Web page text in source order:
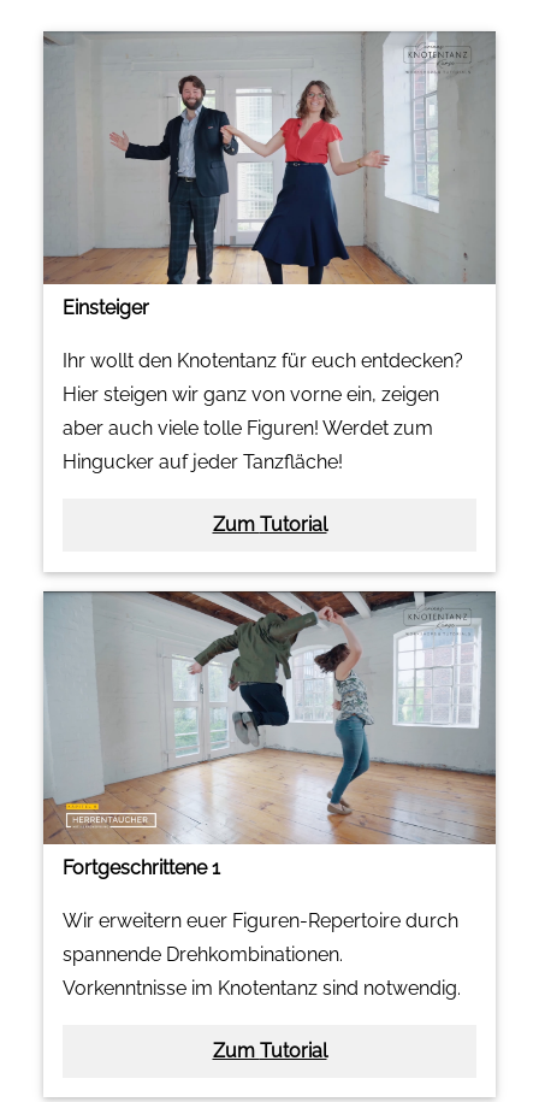
Einsteiger
Ihr wollt den Knotentanz für euch entdecken?
Hier steigen wir ganz von vorne ein, zeigen
aber auch viele tolle Figuren! Werdet zum
Hingucker auf jeder Tanzfläche!
Zum Tutorial
Fortgeschrittene 1
Wir erweitern euer Figuren-Repertoire durch
spannende Drehkombinationen.
Vorkenntnisse im Knotentanz sind notwendig.
Zum Tutorial